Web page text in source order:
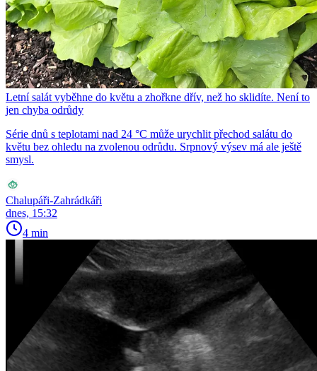
Letní salát vyběhne do květu a zhořkne dřív, než ho sklidíte. Není to
jen chyba odrůdy
Série dnů s teplotami nad 24 °C může urychlit přechod salátu do
květu bez ohledu na zvolenou odrůdu. Srpnový výsev má ale ještě
smysl.
Chalupáři-Zahrádkáři
dnes, 15:32
4 min